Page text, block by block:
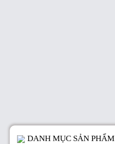
DANH MỤC SẢN PHẨM